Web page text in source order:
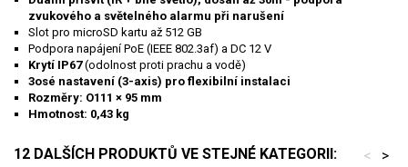
zvukového a světelného alarmu při narušení
Slot pro microSD kartu až 512 GB
Podpora napájení PoE (IEEE 802.3af) a DC 12 V
Krytí IP67(odolnost proti prachu a vodě)
3osé nastavení (3-axis) pro flexibilní instalaci
Rozměry: O111 × 95 mm
Hmotnost: 0,43 kg
12 DALŠÍCH PRODUKTŮ VE STEJNÉ KATEGORII: >
<